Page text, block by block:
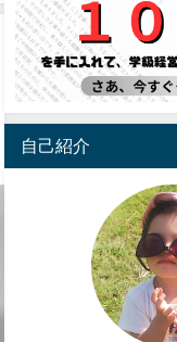
自己紹介